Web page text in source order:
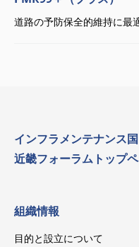
道路の予防保全的維持に最
インフラメンテナンス
近畿フォーラムトップ
組織情報
目的と設立について